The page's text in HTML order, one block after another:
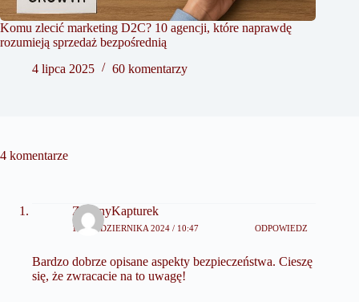
Komu zlecić marketing D2C? 10 agencji, które naprawdę
rozumieją sprzedaż bezpośrednią
4 lipca 2025
60 komentarzy
4 komentarze
ZielonyKapturek
16 PAŹDZIERNIKA 2024 / 10:47 ODPOWIEDZ
Bardzo dobrze opisane aspekty bezpieczeństwa. Cieszę
się, że zwracacie na to uwagę!